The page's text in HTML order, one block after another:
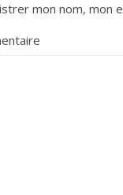
mon nom, mon